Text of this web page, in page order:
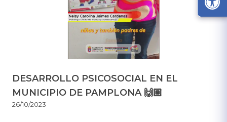
DESARROLLO PSICOSOCIAL EN EL
MUNICIPIO DE PAMPLONA 🙌🏼
26/10/2023